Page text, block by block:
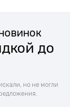
до
но не могли